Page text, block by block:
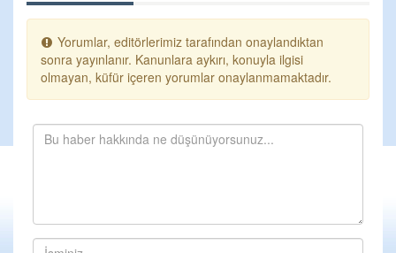
Yorumlar, editörlerimiz tarafından onaylandıktan
sonra yayınlanır. Kanunlara aykırı, konuyla ilgisi
olmayan, küfür içeren yorumlar onaylanmamaktadır.